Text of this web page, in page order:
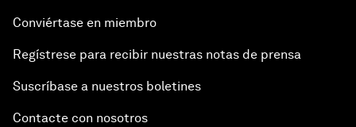
Conviértase en miembro
Regístrese para recibir nuestras notas de prensa
Suscríbase a nuestros boletines
Contacte con nosotros